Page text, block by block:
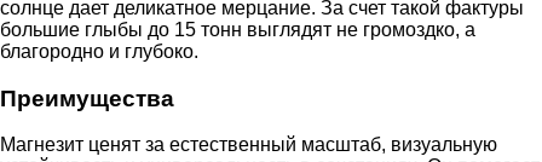
солнце дает деликатное мерцание. За счет такой фактуры
большие глыбы до 15 тонн выглядят не громоздко, а
благородно и глубоко.
Преимущества
Магнезит ценят за естественный масштаб, визуальную